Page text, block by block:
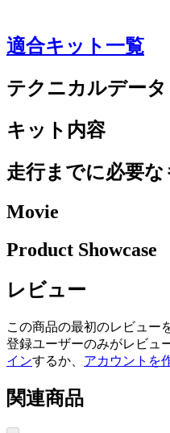
適合キット一覧
テクニカルデータ
キット内容
走行までに必要な
Movie
Product Showcase
レビュー
この商品の最初のレビュー
登録ユーザーのみがレビュ
インするか、 アカウントを
関連商品